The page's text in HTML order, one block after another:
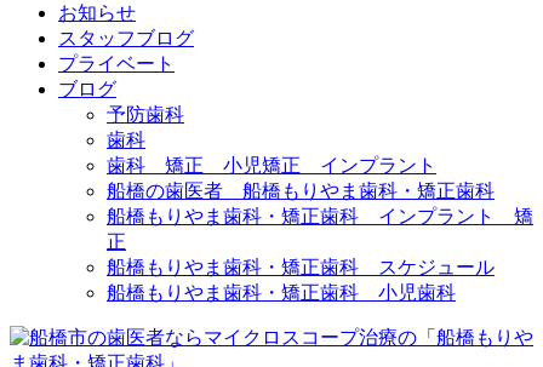
お知らせ
スタッフブログ
プライベート
ブログ
予防歯科
歯科
歯科 矯正 小児矯正 インプラント
船橋の歯医者 船橋もりやま歯科・矯正歯科
船橋もりやま歯科・矯正歯科 インプラント 矯
正
船橋もりやま歯科・矯正歯科 スケジュール
船橋もりやま歯科・矯正歯科 小児歯科